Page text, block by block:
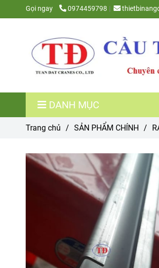
Gọi ngay 0974459798
DANH MỤC
Trang chủ / SẢN PHẨM CHÍNH /